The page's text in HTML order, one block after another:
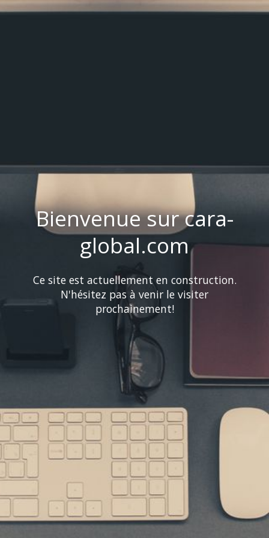
Bienvenue sur cara-
global.com
Ce site est actuellement en construction.
N'hésitez pas à venir le visiter
prochainement!